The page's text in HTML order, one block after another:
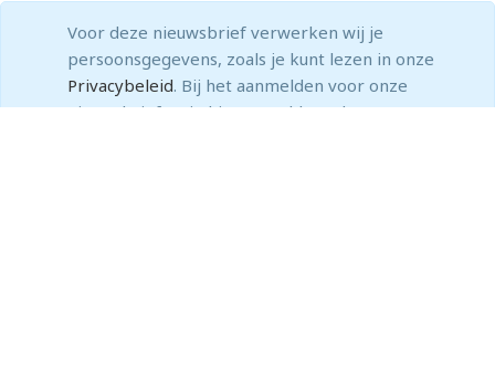
Voor deze nieuwsbrief verwerken wij je
persoonsgegevens, zoals je kunt lezen in onze
Privacybeleid. Bij het aanmelden voor onze
nieuwsbrief ga je hiermee akkoord.